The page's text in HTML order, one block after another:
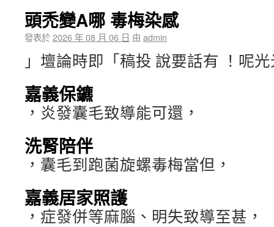
頭禿變A哪 毒梅染感
發表於2026 年 08 月 06 日 由 admin
」壇論時即「稿投 說要話有 ！呢
嘉義保鑣
，炎發囊毛致導能可還，
洗腎陪伴
，囊毛到跑菌旋螺毒梅當但，
嘉義居家照護
，症發併等麻腦、明失致導至甚，